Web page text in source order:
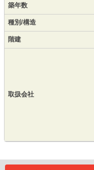
築年数
種別/構造
階建
取扱会社